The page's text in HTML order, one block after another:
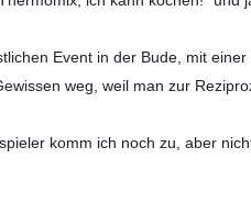
Event in der Bude, mit
weg, weil man zur
komm ich noch zu, aber